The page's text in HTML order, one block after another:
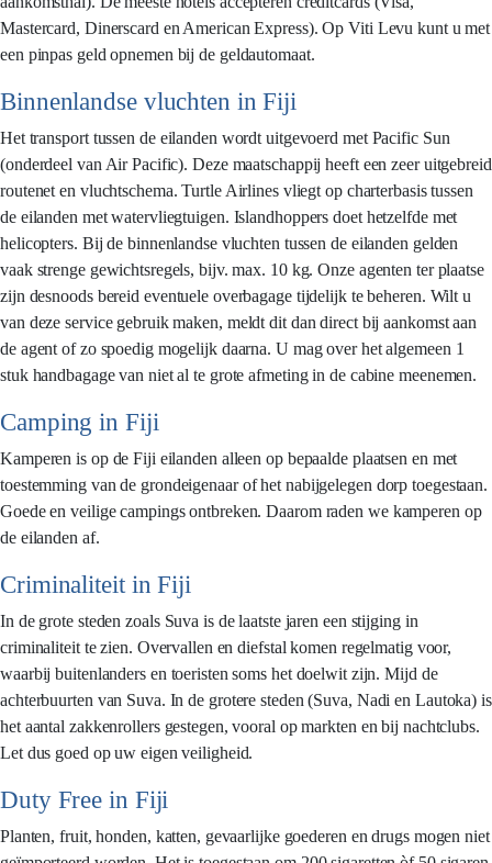
Mastercard, Dinerscard en American Express). Op Viti Levu kunt u met
een pinpas geld opnemen bij de geldautomaat.
Binnenlandse vluchten in Fiji
Het transport tussen de eilanden wordt uitgevoerd met Pacific Sun
(onderdeel van Air Pacific). Deze maatschappij heeft een zeer uitgebreid
routenet en vluchtschema. Turtle Airlines vliegt op charterbasis tussen
de eilanden met watervliegtuigen. Islandhoppers doet hetzelfde met
helicopters. Bij de binnenlandse vluchten tussen de eilanden gelden
vaak strenge gewichtsregels, bijv. max. 10 kg. Onze agenten ter plaatse
zijn desnoods bereid eventuele overbagage tijdelijk te beheren. Wilt u
van deze service gebruik maken, meldt dit dan direct bij aankomst aan
de agent of zo spoedig mogelijk daarna. U mag over het algemeen 1
stuk handbagage van niet al te grote afmeting in de cabine meenemen.
Camping in Fiji
Kamperen is op de Fiji eilanden alleen op bepaalde plaatsen en met
toestemming van de grondeigenaar of het nabijgelegen dorp toegestaan.
Goede en veilige campings ontbreken. Daarom raden we kamperen op
de eilanden af.
Criminaliteit in Fiji
In de grote steden zoals Suva is de laatste jaren een stijging in
criminaliteit te zien. Overvallen en diefstal komen regelmatig voor,
waarbij buitenlanders en toeristen soms het doelwit zijn. Mijd de
achterbuurten van Suva. In de grotere steden (Suva, Nadi en Lautoka) is
het aantal zakkenrollers gestegen, vooral op markten en bij nachtclubs.
Let dus goed op uw eigen veiligheid.
Duty Free in Fiji
Planten, fruit, honden, katten, gevaarlijke goederen en drugs mogen niet